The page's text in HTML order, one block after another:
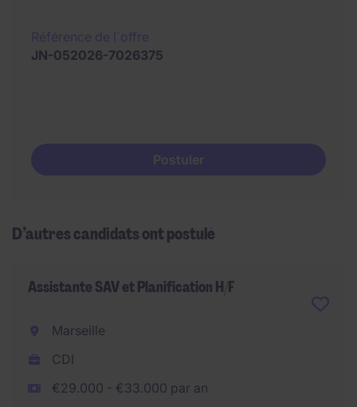
JN-052026-7026375
Postuler
D’autres candidats ont postulé
Assistante SAV et Planification H/F
Marseille
CDI
€29.000 - €33.000 par an